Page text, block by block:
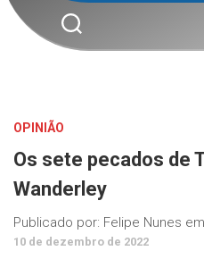
OPINIÃO
Os sete pecados de
Wanderley
Publicado por: Felipe Nunes em
10 de dezembro de 2022